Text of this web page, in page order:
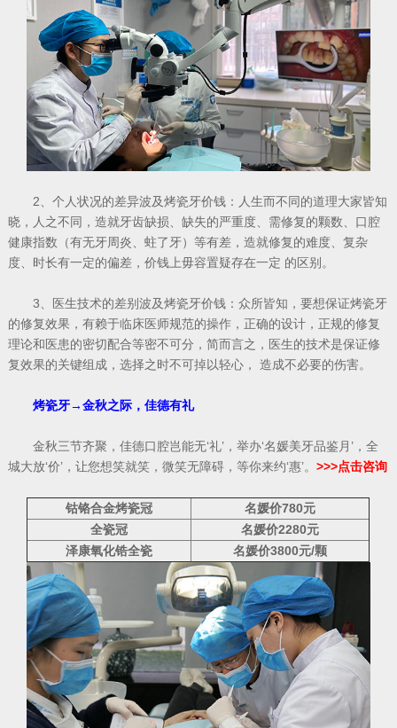
2、个人状况的差异波及烤瓷牙价钱：人生而不同的道理大家皆知
晓，人之不同，造就牙齿缺损、缺失的严重度、需修复的颗数、口腔
健康指数（有无牙周炎、蛀了牙）等有差，造就修复的难度、复杂
度、时长有一定的偏差，价钱上毋容置疑存在一定 的区别。
3、医生技术的差别波及烤瓷牙价钱：众所皆知，要想保证烤瓷牙
的修复效果，有赖于临床医师规范的操作，正确的设计，正规的修复
理论和医患的密切配合等密不可分，简而言之，医生的技术是保证修
复效果的关键组成，选择之时不可掉以轻心， 造成不必要的伤害。
烤瓷牙→金秋之际，佳德有礼
金秋三节齐聚，佳德口腔岂能无‘礼’，举办‘名媛美牙品鉴月’，全
城大放‘价’，让您想笑就笑，微笑无障碍，等你来约‘惠’。 >>>点击咨询
钴铬合金烤瓷冠
名媛价780元
全瓷冠
名媛价2280元
泽康氧化锆全瓷
名媛价3800元/颗